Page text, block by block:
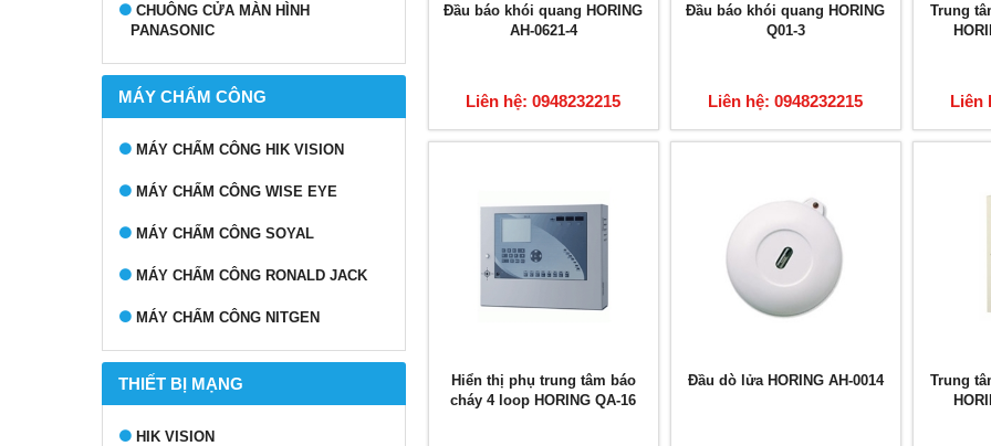
CHUÔNG CỬA MÀN HÌNH
PANASONIC
MÁY CHẤM CÔNG
MÁY CHẤM CÔNG HIK VISION
MÁY CHẤM CÔNG WISE EYE
MÁY CHẤM CÔNG SOYAL
MÁY CHẤM CÔNG RONALD JACK
MÁY CHẤM CÔNG NITGEN
THIẾT BỊ MẠNG
HIK VISION
Đầu báo khói quang HORING
AH-0621-4
Liên hệ: 0948232215
Đầu báo khói quang HORING
Q01-3
Liên hệ: 0948232215
Trung
Liên
Hiển thị phụ trung tâm báo
cháy 4 loop HORING QA-16
Đầu dò lửa HORING AH-0014
Trung